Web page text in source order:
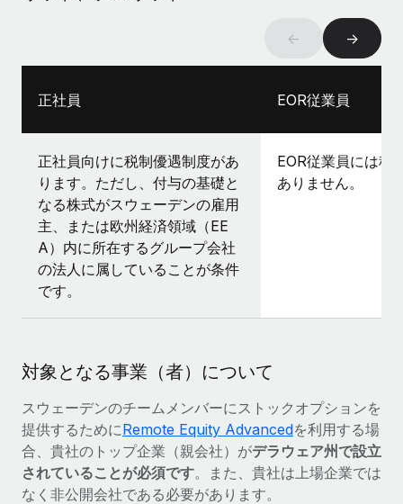
← →
正社員 EOR従業員
正社員向けに税制優遇制度があ
ります。ただし、付与の基礎と
なる株式がスウェーデンの雇用
主、または欧州経済領域（EE
A）内に所在するグループ会社
の法人に属していることが条件
です。
EOR従業員には税
ありません。
対象となる事業（者）について
スウェーデンのチームメンバーにストックオプションを
提供するためにRemote Equity Advancedを利用する場
合、貴社のトップ企業（親会社）がデラウェア州で設立
されていることが必須です。また、貴社は上場企業では
なく非公開会社である必要があります。